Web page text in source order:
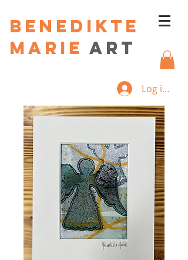
Benedikte
Marie art
Log ind